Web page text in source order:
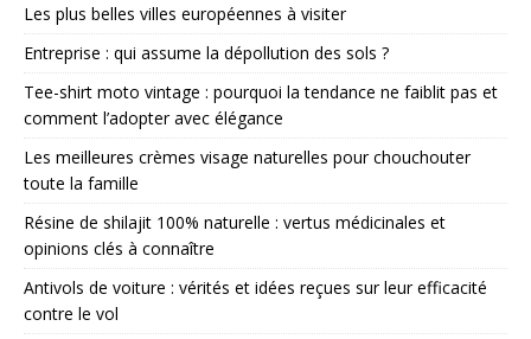
Les plus belles villes européennes à visiter
Entreprise : qui assume la dépollution des sols ?
Tee-shirt moto vintage : pourquoi la tendance ne faiblit pas et
comment l’adopter avec élégance
Les meilleures crèmes visage naturelles pour chouchouter
toute la famille
Résine de shilajit 100% naturelle : vertus médicinales et
opinions clés à connaître
Antivols de voiture : vérités et idées reçues sur leur efficacité
contre le vol